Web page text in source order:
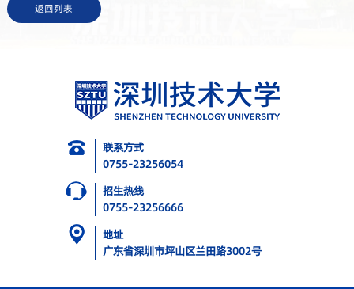
返回列表
联系方式
0755-23256054
招生热线
0755-23256666
地址
广东省深圳市坪山区兰田路3002号